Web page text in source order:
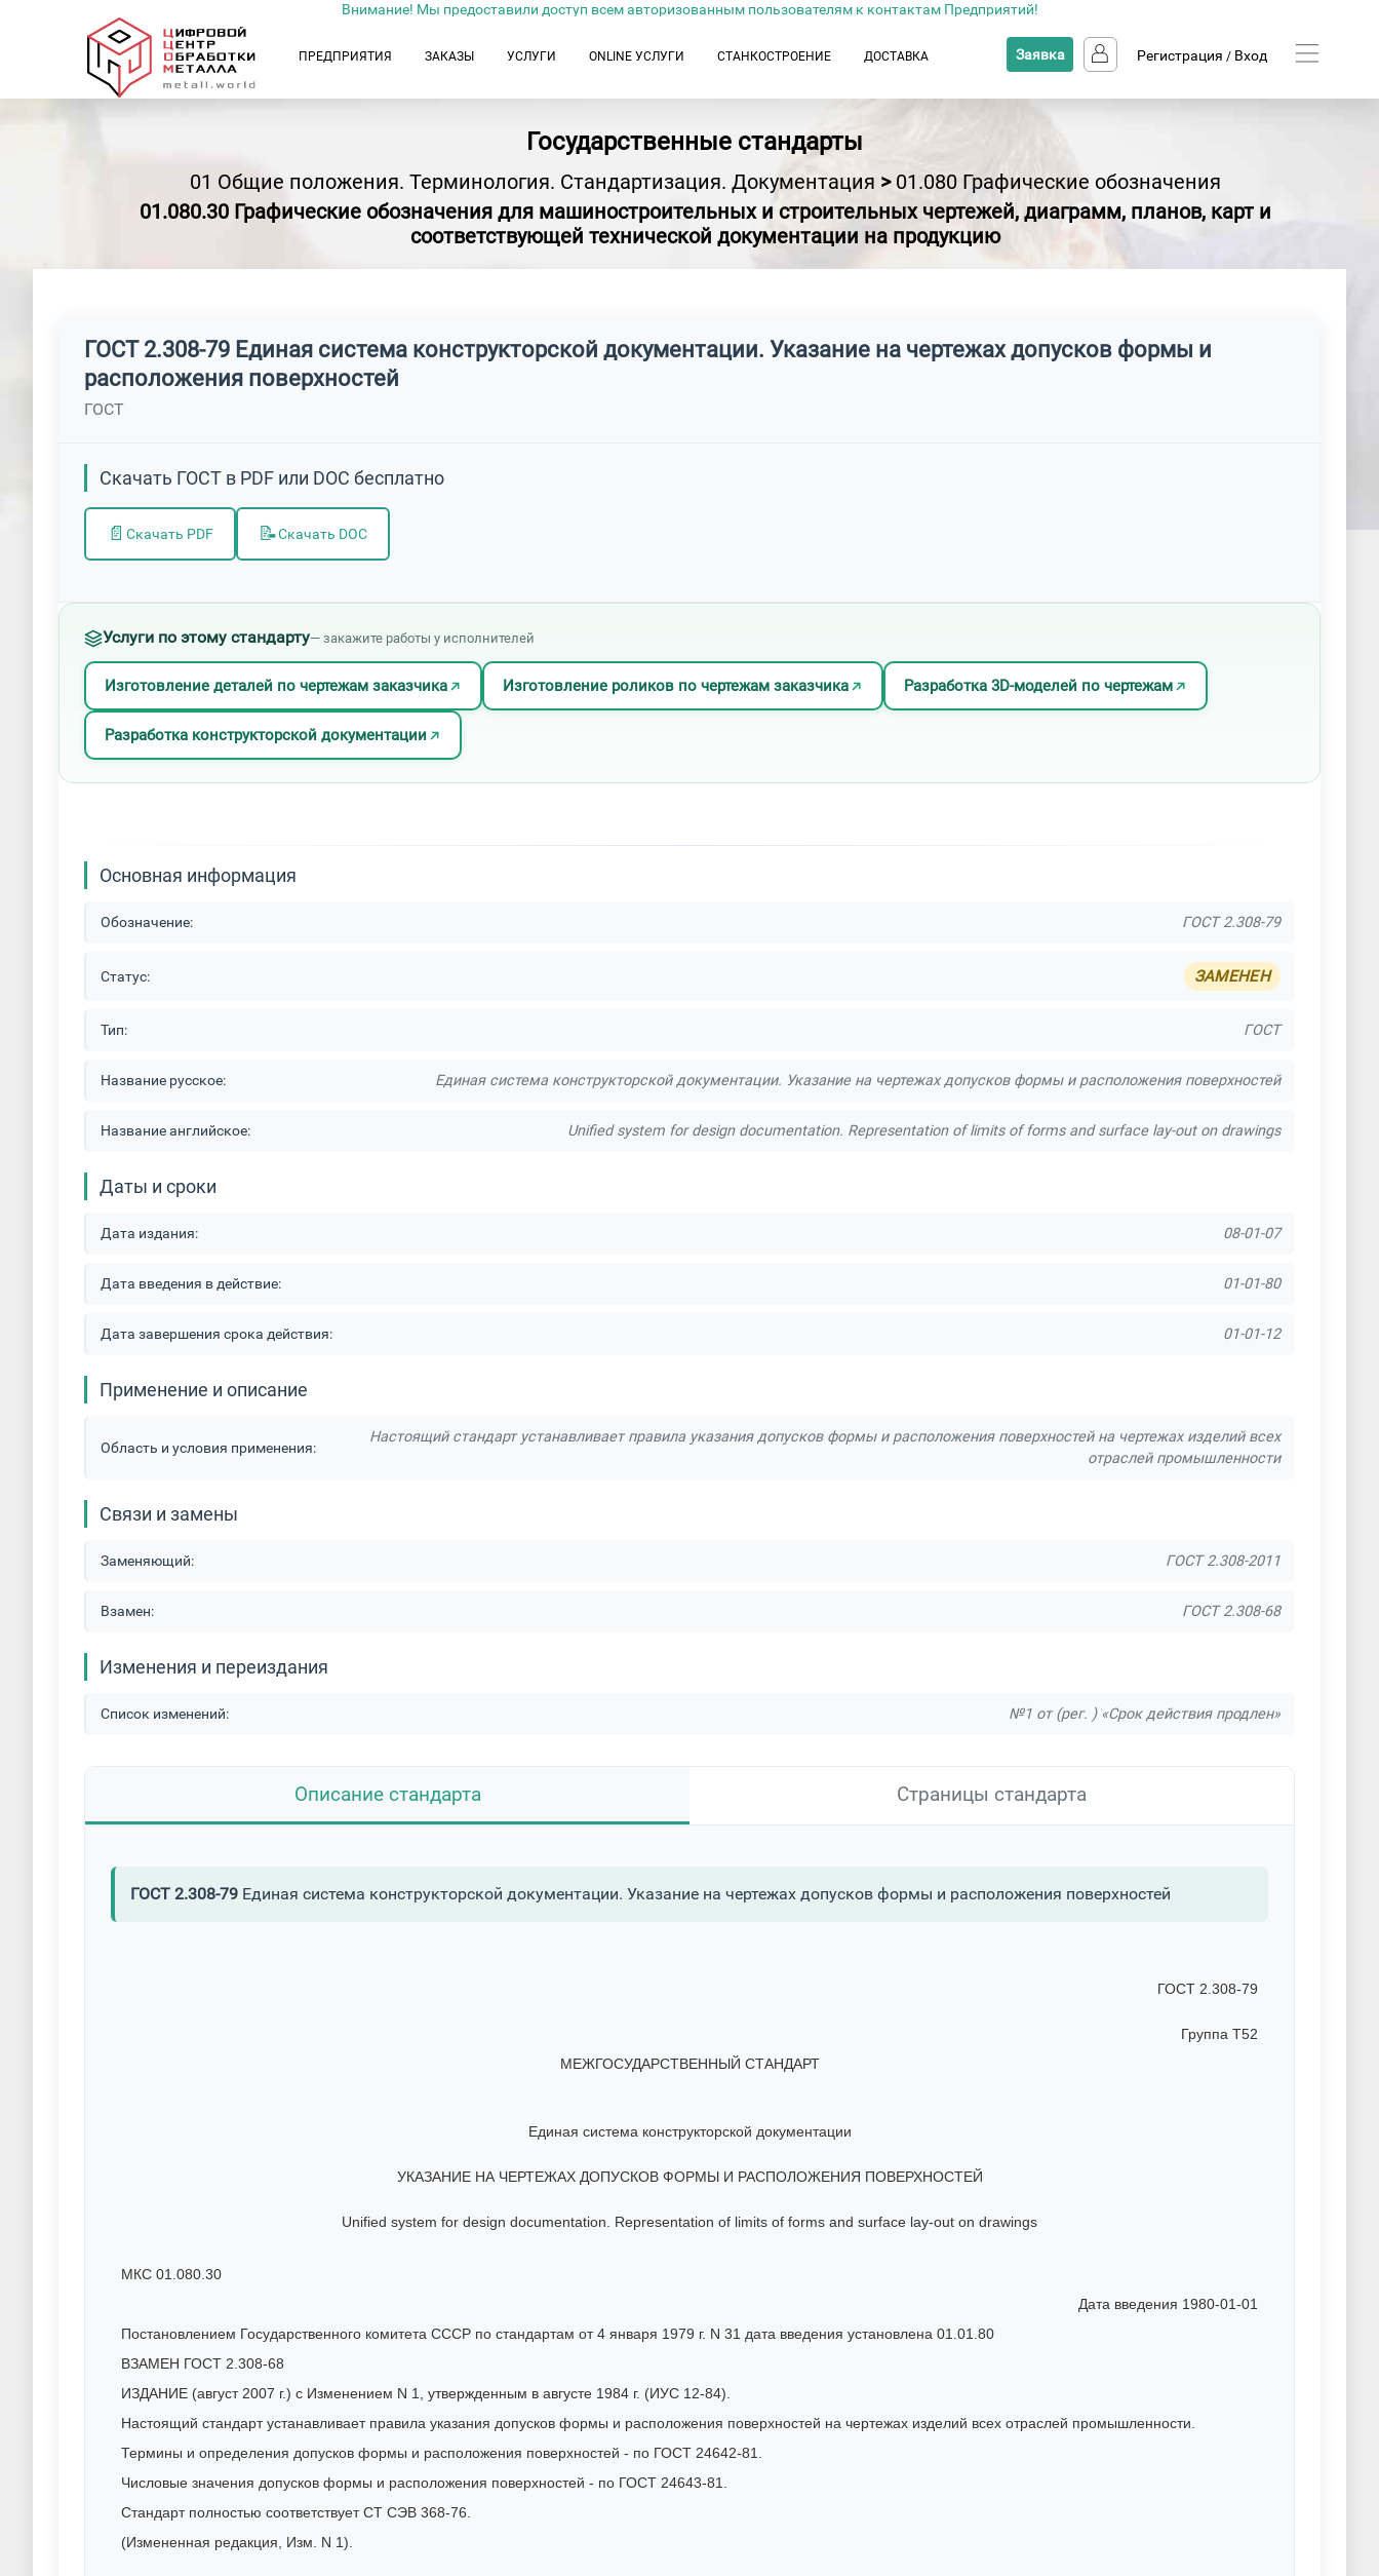
Внимание! Мы предоставили доступ всем авторизованным пользователям к контактам Предприятий!
ПРЕДПРИЯТИЯ ЗАКАЗЫ УСЛУГИ ONLINE УСЛУГИ СТАНКОСТРОЕНИЕ ДОСТАВКА Заявка Регистрация / Вход
Государственные стандарты
01 Общие положения. Терминология. Стандартизация. Документация > 01.080 Графические обозначения
01.080.30 Графические обозначения для машиностроительных и строительных чертежей, диаграмм, планов, карт и
соответствующей технической документации на продукцию
ГОСТ 2.308-79 Единая система конструкторской документации. Указание на чертежах допусков формы и
расположения поверхностей
ГОСТ
Скачать ГОСТ в PDF или DOC бесплатно
📄 Скачать PDF 📝Скачать DOC
Услуги по этому стандарту— закажите работы у исполнителей
Изготовление деталей по чертежам заказчика Изготовление роликов по чертежам заказчика Разработка 3D-моделей по чертежам
Разработка конструкторской документации
Основная информация
Обозначение: ГОСТ 2.308-79
Статус: ЗАМЕНЕН
Тип: ГОСТ
Название русское: Единая система конструкторской документации. Указание на чертежах допусков формы и расположения поверхностей
Название английское: Unified system for design documentation. Representation of limits of forms and surface lay-out on drawings
Даты и сроки
Дата издания: 08-01-07
Дата введения в действие: 01-01-80
Дата завершения срока действия: 01-01-12
Применение и описание
Область и условия применения:
Настоящий стандарт устанавливает правила указания допусков формы и расположения поверхностей на чертежах изделий всех
отраслей промышленности
Связи и замены
Заменяющий: ГОСТ 2.308-2011
Взамен: ГОСТ 2.308-68
Изменения и переиздания
Список изменений: №1 от (рег. ) «Срок действия продлен»
Описание стандарта Страницы стандарта
ГОСТ 2.308-79 Единая система конструкторской документации. Указание на чертежах допусков формы и расположения поверхностей